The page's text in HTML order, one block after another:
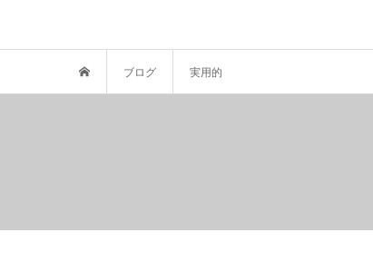
ブログ 実用的